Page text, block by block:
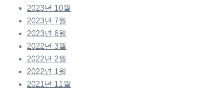
2023년 10월
2023년 7월
2023년 6월
2022년 3월
2022년 2월
2022년 1월
2021년 11월